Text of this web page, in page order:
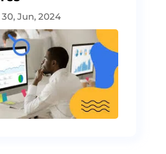
30, Jun, 2024